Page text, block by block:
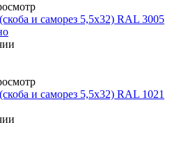
и саморез 5,5х32) RAL 3005
и саморез 5,5х32) RAL 1021